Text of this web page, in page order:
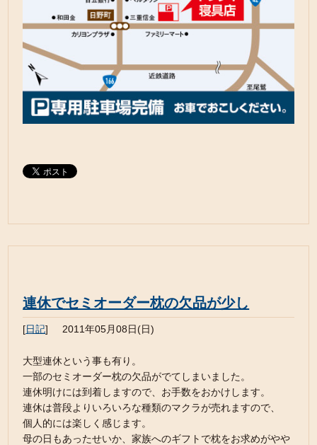
連休でセミオーダー枕の欠品が少し
[日記] 2011年05月08日(日)
大型連休という事も有り。
一部のセミオーダー枕の欠品がでてしまいました。
連休明けには到着しますので、お手数をおかけします。
連休は普段よりいろいろな種類のマクラが売れますので、
個人的には楽しく感じます。
母の日もあったせいか、家族へのギフトで枕をお求めがやや